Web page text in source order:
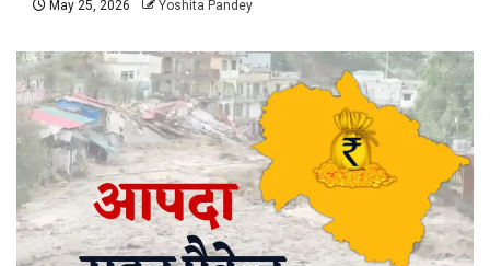
May 25, 2026 Yoshita Pandey